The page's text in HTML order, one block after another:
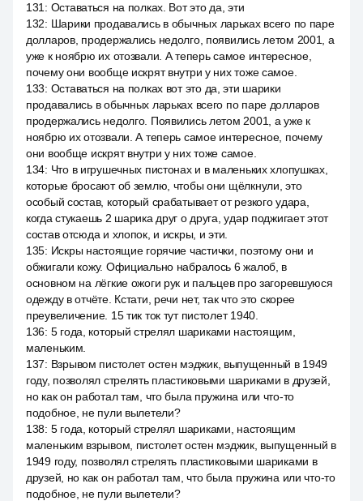
131 : Оставаться на полках. Вот это да, эти
132: Шарики продавались в обычных ларьках всего по паре
долларов, продержались недолго, появились летом 2001, а
уже к ноябрю их отозвали. А теперь самое интересное,
почему они вообще искрят внутри у них тоже самое.
133: Оставаться на полках вот это да, эти шарики
продавались в обычных ларьках всего по паре долларов
продержались недолго. Появились летом 2001, а уже к
ноябрю их отозвали. А теперь самое интересное, почему
они вообще искрят внутри у них тоже самое.
134: Что в игрушечных пистонах и в маленьких хлопушках,
которые бросают об землю, чтобы они щёлкнули, это
особый состав, который срабатывает от резкого удара,
когда стукаешь 2 шарика друг о друга, удар поджигает этот
состав отсюда и хлопок, и искры, и эти.
135: Искры настоящие горячие частички, поэтому они и
обжигали кожу. Официально набралось 6 жалоб, в
основном на лёгкие ожоги рук и пальцев про загоревшуюся
одежду в отчёте. Кстати, речи нет, так что это скорее
преувеличение. 15 тик ток тут пистолет 1940.
136: 5 года, который стрелял шариками настоящим,
маленьким.
137: Взрывом пистолет остен мэджик, выпущенный в 1949
году, позволял стрелять пластиковыми шариками в друзей,
но как он работал там, что была пружина или что-то
подобное, не пули вылетели?
138: 5 года, который стрелял шариками, настоящим
маленьким взрывом, пистолет остен мэджик, выпущенный в
1949 году, позволял стрелять пластиковыми шариками в
друзей, но как он работал там, что была пружина или что-то
подобное, не пули вылетели?